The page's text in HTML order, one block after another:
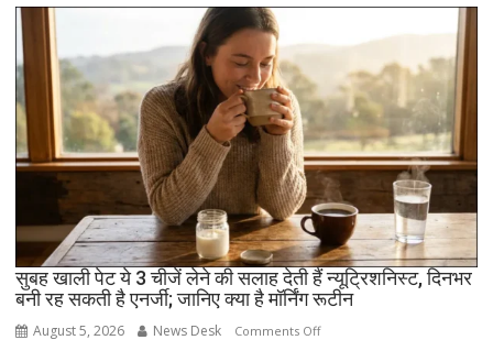
जानिए
फायदे
और
सेवन
का
बेहतर
तरीका
सुबह खाली पेट ये 3 चीजें लेने की सलाह देती हैं न्यूट्रिशनिस्ट, दिनभर
बनी रह सकती है एनर्जी; जानिए क्या है मॉर्निंग रूटीन
August 5, 2026 News Desk Comments Offon